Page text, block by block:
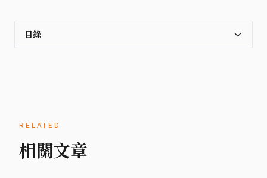
目錄
RELATED
相關文章